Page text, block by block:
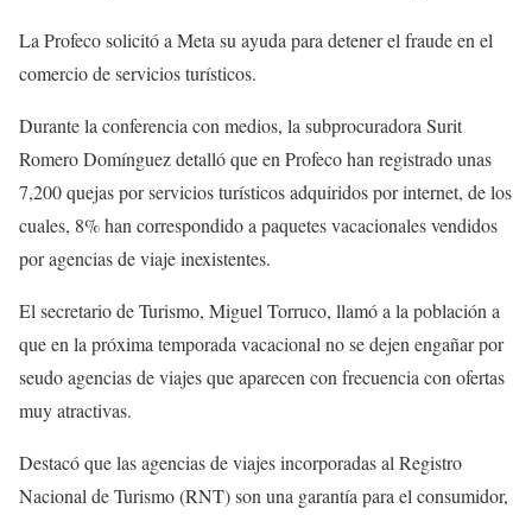
La Profeco solicitó a Meta su ayuda para detener el fraude en el
comercio de servicios turísticos.
Durante la conferencia con medios, la subprocuradora Surit
Romero Domínguez detalló que en Profeco han registrado unas
7,200 quejas por servicios turísticos adquiridos por internet, de los
cuales, 8% han correspondido a paquetes vacacionales vendidos
por agencias de viaje inexistentes.
El secretario de Turismo, Miguel Torruco, llamó a la población a
que en la próxima temporada vacacional no se dejen engañar por
seudo agencias de viajes que aparecen con frecuencia con ofertas
muy atractivas.
Destacó que las agencias de viajes incorporadas al Registro
Nacional de Turismo (RNT) son una garantía para el consumidor,